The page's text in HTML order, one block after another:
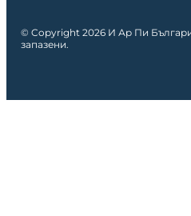
© Copyright 2026 И Ар Пи
запазени.